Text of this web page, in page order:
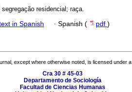
residencial; raça.
in Spanish · Spanish ( pdf )
except where otherwise noted, is licensed under a
Cra 30 # 45-03
Departamento de Sociología
Facultad de Ciencias Humanas